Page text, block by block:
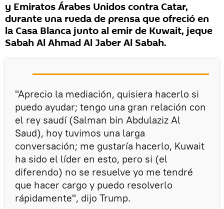
y Emiratos Árabes Unidos contra Catar,
durante una rueda de prensa que ofreció en
la Casa Blanca junto al emir de Kuwait, jeque
Sabah Al Ahmad Al Jaber Al Sabah.
"Aprecio la mediación, quisiera hacerlo si
puedo ayudar; tengo una gran relación con
el rey saudí (Salman bin Abdulaziz Al
Saud), hoy tuvimos una larga
conversación; me gustaría hacerlo, Kuwait
ha sido el líder en esto, pero si (el
diferendo) no se resuelve yo me tendré
que hacer cargo y puedo resolverlo
rápidamente", dijo Trump.